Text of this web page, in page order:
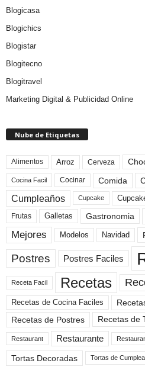
Blogicasa
Blogichics
Blogistar
Blogitecno
Blogitravel
Marketing Digital & Publicidad Online
Nube de Etiquetas
Alimentos Arroz Cerveza
Cocina Facil Cocinar Comida
Cumpleaños Cupcake
Frutas Galletas Gastronomia
Mejores Modelos Navidad
Postres Postres Faciles
Receta Facil Recetas
Recetas de Cocina Faciles
Recetas de Postres
Recetas de
Restaurant Restaurante
Tortas Decoradas Tortas de